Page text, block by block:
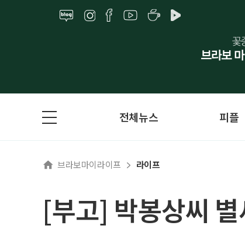
전체뉴스 피플
브라보마이라이프 라이프
[부고] 박봉상씨